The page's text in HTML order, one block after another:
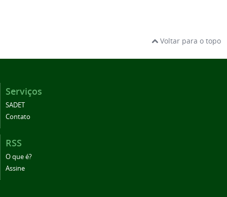
Voltar para o topo
Serviços
SADET
Contato
RSS
O que é?
Assine